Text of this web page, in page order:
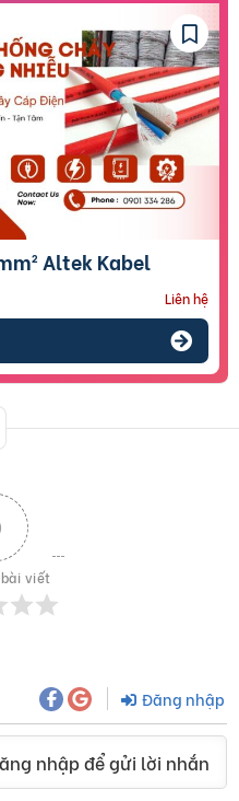
Altek Kabel
Liên hệ
viết
Đăng nhập
nhập để gửi lời nhắn